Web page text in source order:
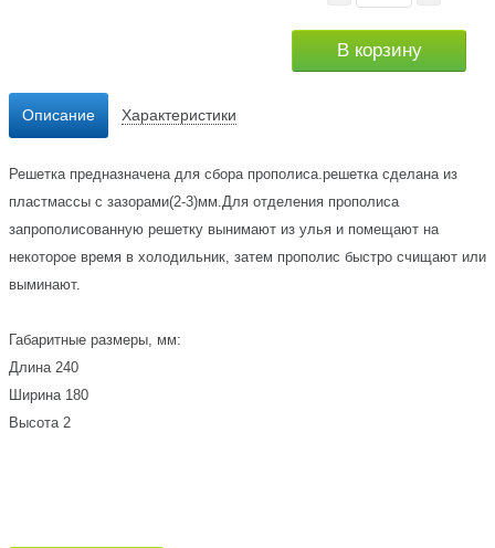
В корзину
Описание Характеристики
Решетка предназначена для сбора прополиса.решетка сделана из
пластмассы с зазорами(2-3)мм.Для отделения прополиса
запрополисованную решетку вынимают из улья и помещают на
некоторое время в холодильник, затем прополис быстро счищают или
выминают.
Габаритные размеры, мм:
Длина 240
Ширина 180
Высота 2